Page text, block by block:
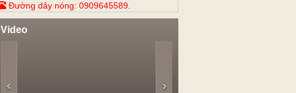
Đường dây nóng: 0909645589.
Video